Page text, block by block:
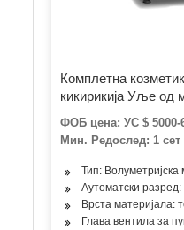
Комплетна
кикирикија Уље
0,5Л 2Л 5Л 10Л 20Л
Пуњење Ознака
флаширање
ФОБ цена: УС $ 5000-
Мин. Редослед: 1 сет
Тип:
Аутоматски разред:
Врста материјала:
Глава вентила за